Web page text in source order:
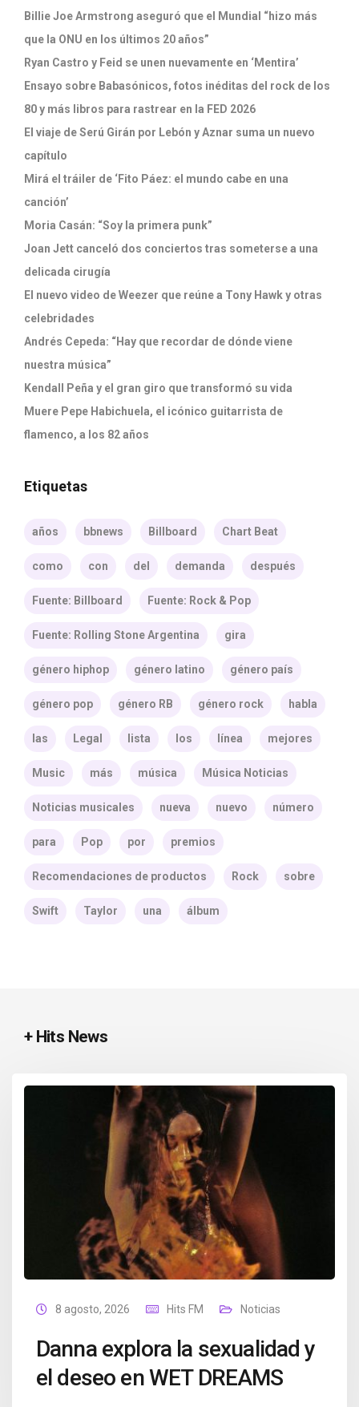
Billie Joe Armstrong aseguró que el Mundial “hizo más
que la ONU en los últimos 20 años”
Ryan Castro y Feid se unen nuevamente en ‘Mentira’
Ensayo sobre Babasónicos, fotos inéditas del rock de los
80 y más libros para rastrear en la FED 2026
El viaje de Serú Girán por Lebón y Aznar suma un nuevo
capítulo
Mirá el tráiler de ‘Fito Páez: el mundo cabe en una
canción’
Moria Casán: “Soy la primera punk”
Joan Jett canceló dos conciertos tras someterse a una
delicada cirugía
El nuevo video de Weezer que reúne a Tony Hawk y otras
celebridades
Andrés Cepeda: “Hay que recordar de dónde viene
nuestra música”
Kendall Peña y el gran giro que transformó su vida
Muere Pepe Habichuela, el icónico guitarrista de
flamenco, a los 82 años
Etiquetas
años bbnews Billboard Chart Beat
como con del demanda después
Fuente: Billboard Fuente: Rock & Pop
Fuente: Rolling Stone Argentina gira
género hiphop género latino género país
género pop género RB género rock habla
las Legal lista los línea mejores
Music más música Música Noticias
Noticias musicales nueva nuevo número
para Pop por premios
Recomendaciones de productos Rock sobre
Swift Taylor una álbum
+ Hits News
8 agosto, 2026 Hits FM Noticias
Danna explora la sexualidad y
el deseo en WET DREAMS